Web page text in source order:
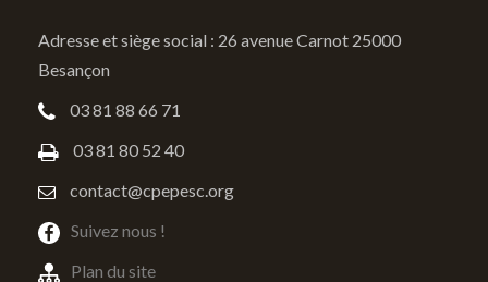
Adresse et siège social : 26 avenue Carnot 25000
Besançon
03 81 88 66 71
03 81 80 52 40
contact@cpepesc.org
Suivez nous !
Plan du site